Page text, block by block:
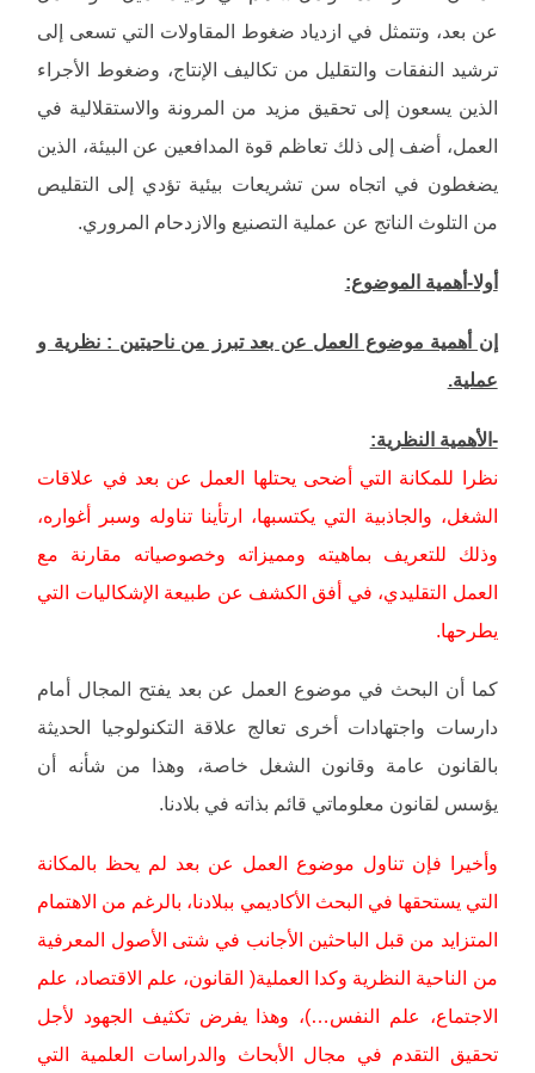
عن بعد، وتتمثل في ازدياد ضغوط المقاولات التي تسعى إلى
ترشيد النفقات والتقليل من تكاليف الإنتاج، وضغوط الأجراء
الذين يسعون إلى تحقيق مزيد من المرونة والاستقلالية في
العمل، أضف إلى ذلك تعاظم قوة المدافعين عن البيئة، الذين
يضغطون في اتجاه سن تشريعات بيئية تؤدي إلى التقليص
من التلوث الناتج عن عملية التصنيع والازدحام المروري.
أولا-أهمية الموضوع:
إن أهمية موضوع العمل عن بعد تبرز من ناحيتين : نظرية و
عملية.
-الأهمية النظرية:
نظرا للمكانة التي أضحى يحتلها العمل عن بعد في علاقات
الشغل، والجاذبية التي يكتسبها، ارتأينا تناوله وسبر أغواره،
وذلك للتعريف بماهيته ومميزاته وخصوصياته مقارنة مع
العمل التقليدي، في أفق الكشف عن طبيعة الإشكاليات التي
يطرحها.
كما أن البحث في موضوع العمل عن بعد يفتح المجال أمام
دارسات واجتهادات أخرى تعالج علاقة التكنولوجيا الحديثة
بالقانون عامة وقانون الشغل خاصة، وهذا من شأنه أن
يؤسس لقانون معلوماتي قائم بذاته في بلادنا.
وأخيرا فإن تناول موضوع العمل عن بعد لم يحظ بالمكانة
التي يستحقها في البحث الأكاديمي ببلادنا، بالرغم من الاهتمام
المتزايد من قبل الباحثين الأجانب في شتى الأصول المعرفية
من الناحية النظرية وكدا العملية( القانون، علم الاقتصاد، علم
الاجتماع، علم النفس…)، وهذا يفرض تكثيف الجهود لأجل
تحقيق التقدم في مجال الأبحاث والدراسات العلمية التي